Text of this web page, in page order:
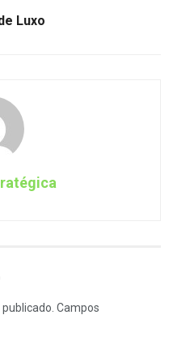
Luxo
Campos